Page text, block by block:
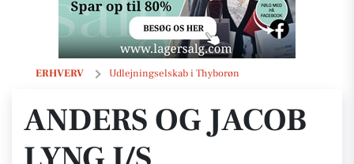
ERHVERV Udlejningselskab i Thyborøn
Anders og Jacob Lyng I/S
ANDERS OG JACOB